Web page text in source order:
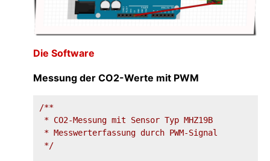
Die Software
Messung der CO2-Werte mit PWM
/**
* CO2-Messung mit Sensor Typ MHZ19B
* Messwerterfassung durch PWM-Signal
*/